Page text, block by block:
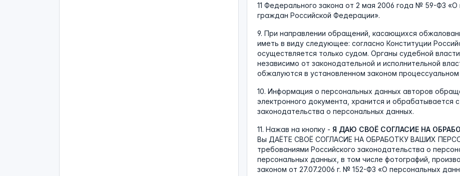
11 Федерального закона от 2 мая 2006 года № 59-ФЗ
граждан Российской Федерации».
9. При направлении обращений, касающихся
иметь в виду следующее: согласно Конституции
осуществляется только судом. Органы судебной
независимо от законодательной и исполнительной
обжалуются в установленном законом процессуальном
10. Информация о персональных данных авторов
электронного документа, хранится и обрабатывается
законодательства о персональных данных.
11. Нажав на кнопку - Я ДАЮ СВОЁ СОГЛАСИЕ НА
Вы ДАЁТЕ СВОЁ СОГЛАСИЕ НА ОБРАБОТКУ ВАШИХ
требованиями Российского законодательства о
персональных данных, в том числе фотографий,
законом от 27.07.2006 г. № 152-ФЗ «О персональных